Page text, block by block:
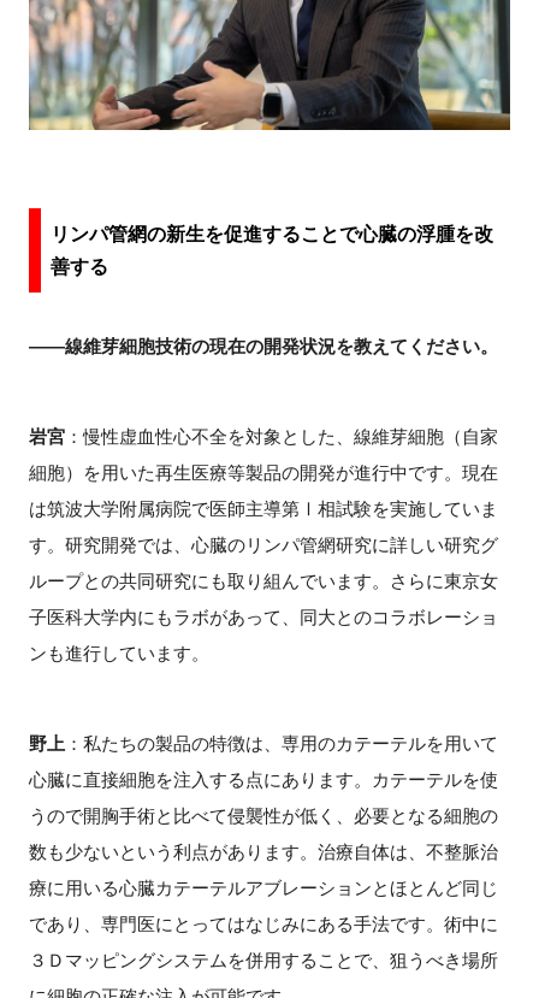
リンパ管網の新生を促進することで心臓の浮腫を改
善する
――線維芽細胞技術の現在の開発状況を教えてください。
岩宮：慢性虚血性心不全を対象とした、線維芽細胞（自家
細胞）を用いた再生医療等製品の開発が進行中です。現在
は筑波大学附属病院で医師主導第Ⅰ相試験を実施していま
す。研究開発では、心臓のリンパ管網研究に詳しい研究グ
ループとの共同研究にも取り組んでいます。さらに東京女
子医科大学内にもラボがあって、同大とのコラボレーショ
ンも進行しています。
野上 ：私たちの製品の特徴は、専用のカテーテルを用いて
心臓に直接細胞を注入する点にあります。カテーテルを使
うので開胸手術と比べて侵襲性が低く、必要となる細胞の
数も少ないという利点があります。治療自体は、不整脈治
療に用いる心臓カテーテルアブレーションとほとんど同じ
であり、専門医にとってはなじみにある手法です。術中に
３Ｄマッピングシステムを併用することで、狙うべき場所